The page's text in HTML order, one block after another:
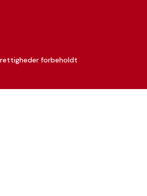
rettigheder forbeholdt